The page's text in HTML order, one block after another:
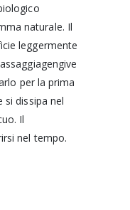
naturale. Il
leggermente
per la prima
dissipa nel
Il
nel tempo.